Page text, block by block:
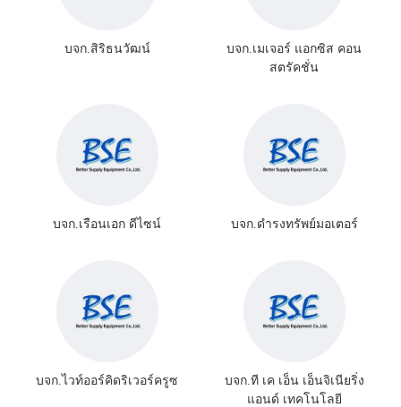
บจก.สิริธนวัฒน์
บจก.เมเจอร์ แอกซิส คอน
สตรัคชั่น
บจก.เรือนเอก ดีไซน์ บจก.ดำรงทรัพย์มอเตอร์
บจก.ไวท์ออร์คิดริเวอร์ครูซ
บจก.ที เค เอ็น เอ็นจิเนียริ่ง
แอนด์ เทคโนโลยี